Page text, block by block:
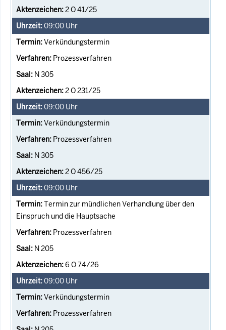
2 O 41/25
09:00 Uhr
Verkündungstermin
Prozessverfahren
N 305
2 O 231/25
09:00 Uhr
Verkündungstermin
Prozessverfahren
N 305
2 O 456/25
09:00 Uhr
Termin zur mündlichen Verhandlung über den
Einspruch und die Hauptsache
Prozessverfahren
N 205
6 O 74/26
09:00 Uhr
Verkündungstermin
Prozessverfahren